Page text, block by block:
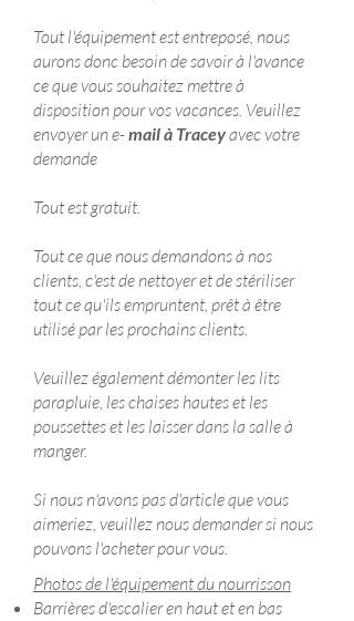
Tout l'équipement est entreposé, nous
aurons donc besoin de savoir à l'avance
ce que vous souhaitez mettre à
disposition pour vos vacances. Veuillez
envoyer un e-mail à Traceyavec votre
demande
Tout est gratuit.
Tout ce que nous demandons à nos
clients, c'est de nettoyer et de stériliser
tout ce qu'ils empruntent, prêt à être
utilisé par les prochains clients.
Veuillez également démonter les lits
parapluie, les chaises hautes et les
poussettes et les laisser dans la salle à
manger.
Si nous n'avons pas d'article que vous
aimeriez, veuillez nous demander si nous
pouvons l'acheter pour vous.
Photos de l'équipement du nourrisson
Barrières d'escalier en haut et en bas